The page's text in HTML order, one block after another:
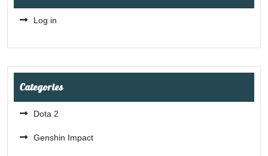
Log in
Categories
Dota 2
Genshin Impact